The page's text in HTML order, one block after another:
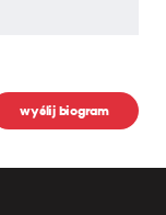
wyślij biogram